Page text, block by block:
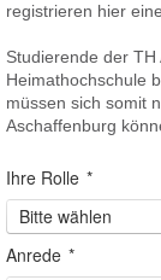
registrieren hier
Studierende der
Heimathochschule
müssen sich somit
Aschaffenburg
Ihre Rolle *
Bitte wählen
Anrede *